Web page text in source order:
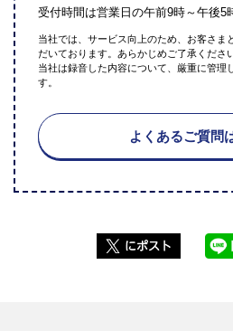
受付時間は営業日の午前9時～午後5
当社では、サービス向上のため、お客さま
だいております。あらかじめご了承ください
当社は録音した内容について、厳重に管理
す。
よくあるご質問